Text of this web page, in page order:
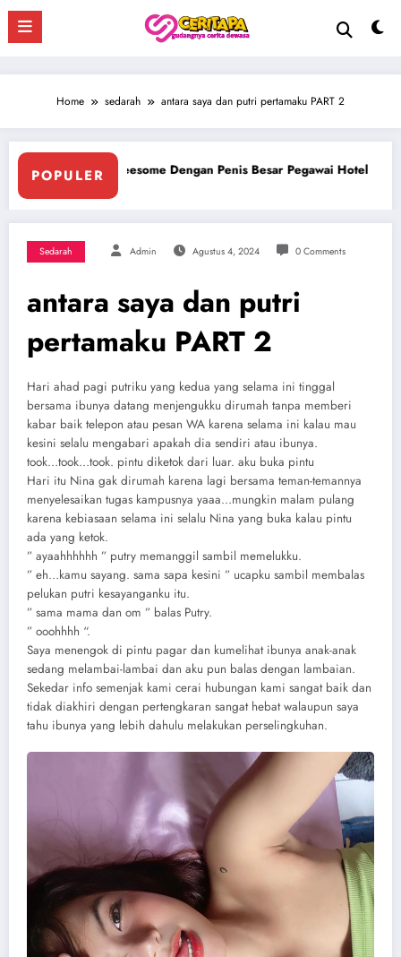
Skip
content
Home sedarah antara saya dan putri pertamaku PART 2
POPULER
Ngentot Bersama Perawan Montok Berjilbab
Sedarah Admin Agustus 4, 2024 0 Comments
antara saya dan putri
pertamaku PART 2
Hari ahad pagi putriku yang kedua yang selama ini tinggal
bersama ibunya datang menjengukku dirumah tanpa memberi
kabar baik telepon atau pesan WA karena selama ini kalau mau
kesini selalu mengabari apakah dia sendiri atau ibunya.
took…took…took. pintu diketok dari luar. aku buka pintu
Hari itu Nina gak dirumah karena lagi bersama teman-temannya
menyelesaikan tugas kampusnya yaaa…mungkin malam pulang
karena kebiasaan selama ini selalu Nina yang buka kalau pintu
ada yang ketok.
” ayaahhhhhh ” putry memanggil sambil memelukku.
” eh…kamu sayang. sama sapa kesini ” ucapku sambil membalas
pelukan putri kesayanganku itu.
” sama mama dan om ” balas Putry.
” ooohhhh “.
Saya menengok di pintu pagar dan kumelihat ibunya anak-anak
sedang melambai-lambai dan aku pun balas dengan lambaian.
Sekedar info semenjak kami cerai hubungan kami sangat baik dan
tidak diakhiri dengan pertengkaran sangat hebat walaupun saya
tahu ibunya yang lebih dahulu melakukan perselingkuhan.